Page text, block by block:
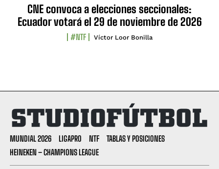
CNE convoca a elecciones seccionales:
Ecuador votará el 29 de noviembre de 2026
#NTF Víctor Loor Bonilla
MUNDIAL 2026 LIGAPRO NTF
TABLAS Y POSICIONES
HEINEKEN – CHAMPIONS LEAGUE